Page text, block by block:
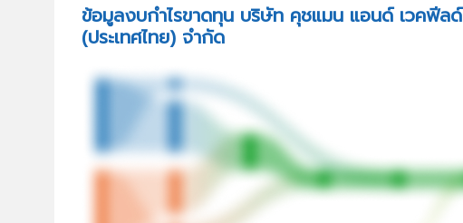
ข้อมูลงบกำไรขาดทุน บริษัท คุชแมน แอนด์ เวคฟีลด์
(ประเทศไทย) จำกัด